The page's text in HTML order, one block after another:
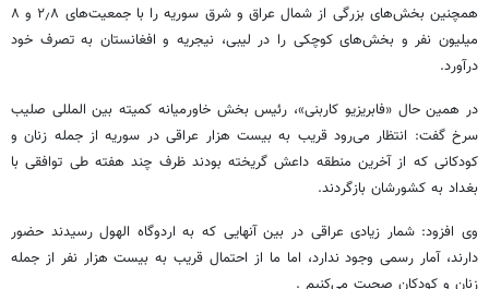
همچنین بخش‌های بزرگی از شمال عراق و شرق سوریه را با جمعیت‌های ۲٫۸ و ۸
میلیون نفر و بخش‌های کوچکی را در لیبی، نیجریه و افغانستان به تصرف خود
درآورد.
در همین حال «فابریزیو کاربنی»، رئیس بخش خاورمیانه کمیته بین المللی صلیب
سرخ گفت: انتظار می‌رود قریب به بیست هزار عراقی در سوریه از جمله زنان و
کودکانی که از آخرین منطقه داعش گریخته بودند ظرف چند هفته طی توافقی با
بغداد به کشورشان بازگردند.
وی افزود: شمار زیادی عراقی در بین آنهایی که به اردوگاه الهول رسیدند حضور
دارند، آمار رسمی وجود ندارد، اما ما از احتمال قریب به بیست هزار نفر از جمله
زنان و کودکان صحبت می‌کنیم .